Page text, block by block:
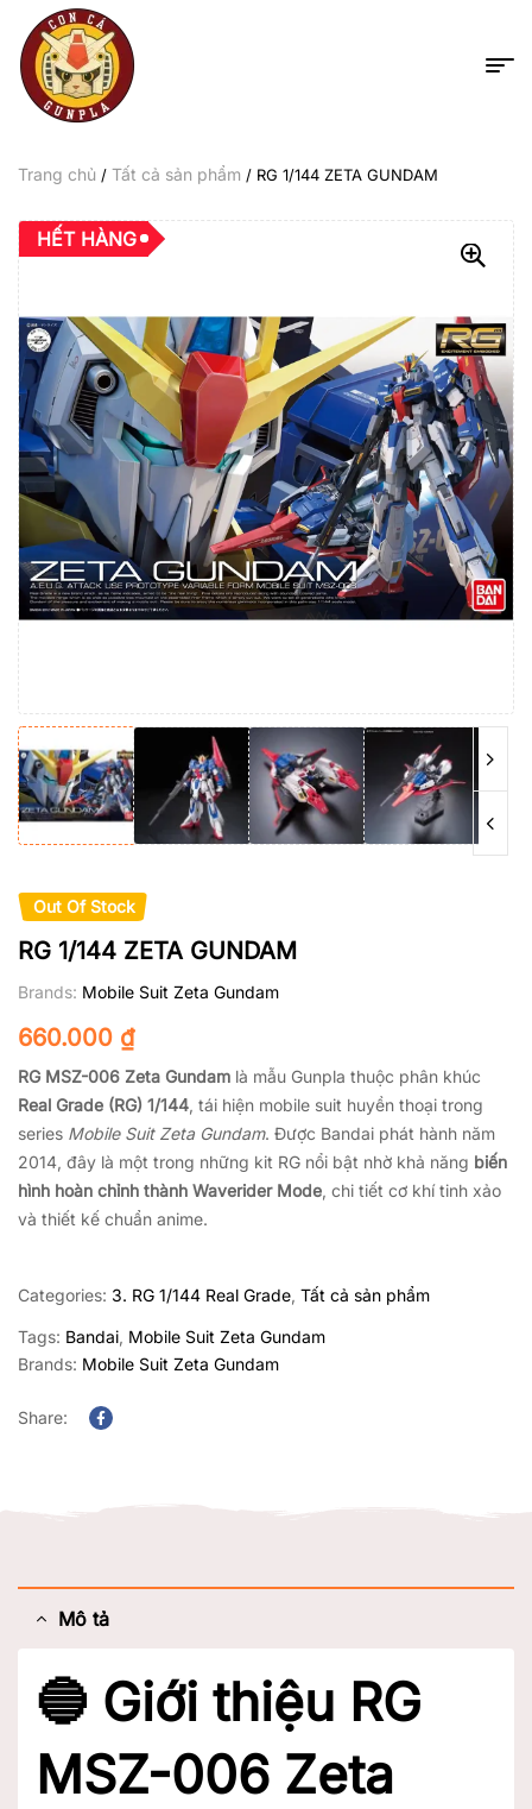
Trang chủ / Tất cả sản phẩm / RG 1/144 ZETA GUNDAM
HẾT HÀNG
Out Of Stock
RG 1/144 ZETA GUNDAM
Brands: Mobile Suit Zeta Gundam
660.000 ₫
RG MSZ-006 Zeta Gundam là mẫu Gunpla thuộc phân khúc
Real Grade (RG) 1/144, tái hiện mobile suit huyền thoại trong
series Mobile Suit Zeta Gundam. Được Bandai phát hành năm
2014, đây là một trong những kit RG nổi bật nhờ khả năng biến
hình hoàn chỉnh thành Waverider Mode, chi tiết cơ khí tinh xảo
và thiết kế chuẩn anime.
Categories: 3. RG 1/144 Real Grade, Tất cả sản phẩm
Tags: Bandai, Mobile Suit Zeta Gundam
Brands: Mobile Suit Zeta Gundam
Share:
Mô tả
🔵 Giới thiệu RG
MSZ-006 Zeta